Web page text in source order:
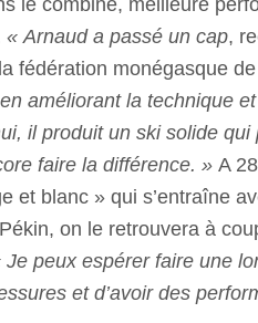
« Arnaud a passé un cap,
fédération monégasque
améliorant la technique
il produit un ski solide
faire la différence. » A
et blanc » qui s’entraîne
on le retrouvera à
Je peux espérer faire une
et d’avoir des